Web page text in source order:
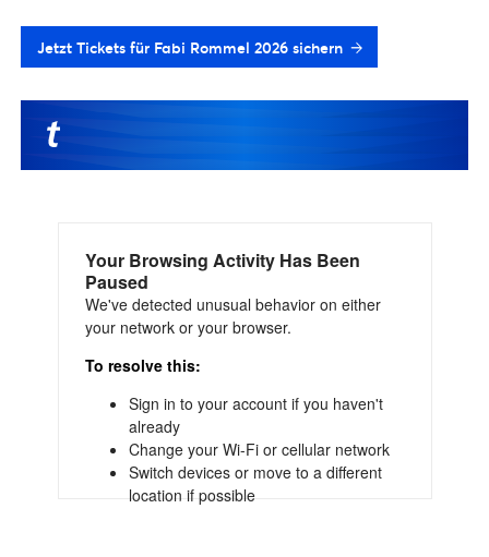
Jetzt Tickets für Fabi Rommel 2026 sichern